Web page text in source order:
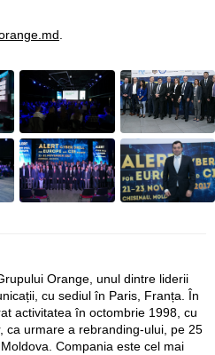
Orange, unul dintre liderii
cu sediul în Paris, Franța. În
activitatea în octombrie 1998, cu
ca urmare a rebranding-ului, pe 25
Compania este cel mai